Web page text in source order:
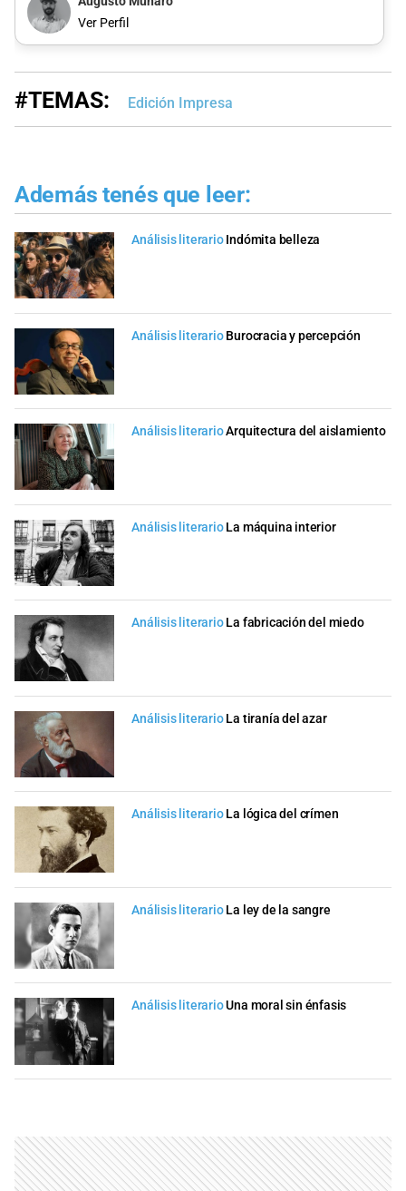
Ver Perfil
#TEMAS: Edición Impresa
Además tenés que leer:
Análisis literario Indómita belleza
Análisis literario Burocracia y percepción
Análisis literarioArquitectura del aislamiento
Análisis literario La máquina interior
Análisis literario La fabricación del miedo
Análisis literario La tiranía del azar
Análisis literario La lógica del crímen
Análisis literario La ley de la sangre
Análisis literarioUna moral sin énfasis